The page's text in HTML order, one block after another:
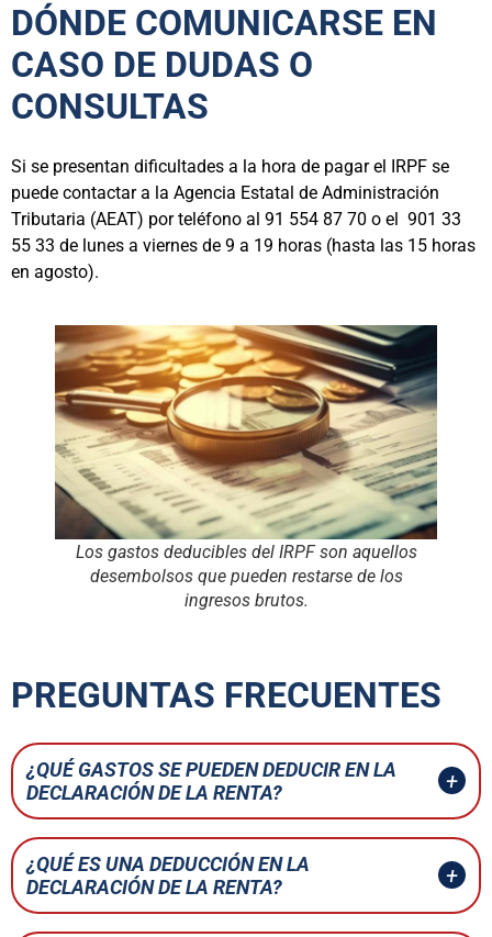
DÓNDE COMUNICARSE EN
CASO DE DUDAS O
CONSULTAS
Si se presentan dificultades a la hora de pagar el IRPF se
puede contactar a la Agencia Estatal de Administración
Tributaria (AEAT) por teléfono al 91 554 87 70 o el 901 33
55 33 de lunes a viernes de 9 a 19 horas (hasta las 15 horas
en agosto).
Los gastos deducibles del IRPF son aquellos
desembolsos que pueden restarse de los
ingresos brutos.
PREGUNTAS FRECUENTES
¿QUÉ GASTOS SE PUEDEN DEDUCIR EN LA
DECLARACIÓN DE LA RENTA?
¿QUÉ ES UNA DEDUCCIÓN EN LA
DECLARACIÓN DE LA RENTA?